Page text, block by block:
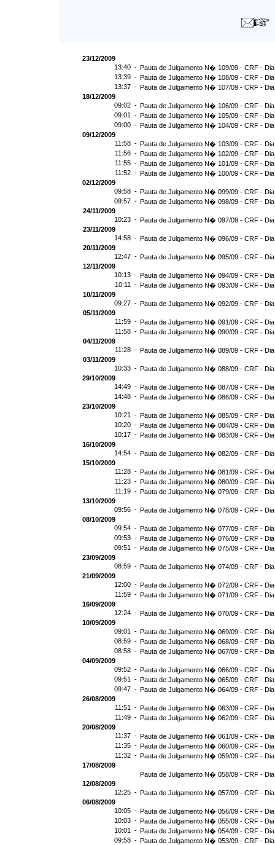
23/12/2009
13:40 - Pauta de Julgamento N� 109/09 - CRF -
13:39 - Pauta de Julgamento N� 108/09 - CRF -
13:37 - Pauta de Julgamento N� 107/09 - CRF -
18/12/2009
09:02 - Pauta de Julgamento N� 106/09 - CRF -
09:01 - Pauta de Julgamento N� 105/09 - CRF -
09:00 - Pauta de Julgamento N� 104/09 - CRF -
09/12/2009
11:58 - Pauta de Julgamento N� 103/09 - CRF -
11:56 - Pauta de Julgamento N� 102/09 - CRF -
11:55 - Pauta de Julgamento N� 101/09 - CRF -
11:52 - Pauta de Julgamento N� 100/09 - CRF -
02/12/2009
09:58 - Pauta de Julgamento N� 099/09 - CRF - Dia
09:57 - Pauta de Julgamento N� 098/09 - CRF -
24/11/2009
10:23 - Pauta de Julgamento N� 097/09 - CRF - Dia
23/11/2009
14:58 - Pauta de Julgamento N� 096/09 - CRF - Dia
20/11/2009
12:47 - Pauta de Julgamento N� 095/09 - CRF - Dia
12/11/2009
10:13 - Pauta de Julgamento N� 094/09 - CRF - Dia
10:11 - Pauta de Julgamento N� 093/09 - CRF - Dia
10/11/2009
09:27 - Pauta de Julgamento N� 092/09 - CRF - Dia
05/11/2009
11:59 - Pauta de Julgamento N� 091/09 - CRF - Dia
11:58 - Pauta de Julgamento N� 090/09 - CRF - Dia
04/11/2009
11:28 - Pauta de Julgamento N� 089/09 - CRF - Dia
03/11/2009
10:33 - Pauta de Julgamento N� 088/09 - CRF - Dia
29/10/2009
14:49 - Pauta de Julgamento N� 087/09 - CRF - Dia
14:48 - Pauta de Julgamento N� 086/09 - CRF - Dia
23/10/2009
10:21 - Pauta de Julgamento N� 085/09 - CRF -
10:20 - Pauta de Julgamento N� 084/09 - CRF -
10:17 - Pauta de Julgamento N� 083/09 - CRF -
16/10/2009
14:54 - Pauta de Julgamento N� 082/09 - CRF -
15/10/2009
11:28 - Pauta de Julgamento N� 081/09 - CRF -
11:23 - Pauta de Julgamento N� 080/09 - CRF -
11:19 - Pauta de Julgamento N� 079/09 - CRF -
13/10/2009
09:56 - Pauta de Julgamento N� 078/09 - CRF -
08/10/2009
09:54 - Pauta de Julgamento N� 077/09 - CRF -
09:53 - Pauta de Julgamento N� 076/09 - CRF -
09:51 - Pauta de Julgamento N� 075/09 - CRF -
23/09/2009
08:59 - Pauta de Julgamento N� 074/09 - CRF -
21/09/2009
12:00 - Pauta de Julgamento N� 072/09 - CRF -
11:59 - Pauta de Julgamento N� 071/09 - CRF -
16/09/2009
12:24 - Pauta de Julgamento N� 070/09 - CRF -
10/09/2009
09:01 - Pauta de Julgamento N� 069/09 - CRF -
08:59 - Pauta de Julgamento N� 068/09 - CRF -
08:58 - Pauta de Julgamento N� 067/09 - CRF -
04/09/2009
09:52 - Pauta de Julgamento N� 066/09 - CRF - Dia
09:51 - Pauta de Julgamento N� 065/09 - CRF -
09:47 - Pauta de Julgamento N� 064/09 - CRF -
26/08/2009
11:51 - Pauta de Julgamento N� 063/09 - CRF -
11:49 - Pauta de Julgamento N� 062/09 - CRF -
20/08/2009
11:37 - Pauta de Julgamento N� 061/09 - CRF -
11:35 - Pauta de Julgamento N� 060/09 - CRF -
11:32 - Pauta de Julgamento N� 059/09 - CRF -
17/08/2009
Pauta de Julgamento N� 058/09 - CRF -
12/08/2009
12:25 - Pauta de Julgamento N� 057/09 - CRF -
06/08/2009
10:05 - Pauta de Julgamento N� 056/09 - CRF -
10:03 - Pauta de Julgamento N� 055/09 - CRF -
10:01 - Pauta de Julgamento N� 054/09 - CRF -
09:58 - Pauta de Julgamento N� 053/09 - CRF - Dia